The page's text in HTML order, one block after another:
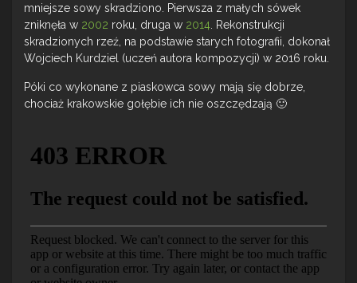
mniejsze sowy skradziono. Pierwsza z małych sówek
zniknęła w 2002 roku, druga w 2014 . Rekonstrukcji
skradzionych rzeź, na podstawie starych fotografii, dokonał
Wojciech Kurdziel (uczeń autora kompozycji) w 2016 roku.
Póki co wykonane z piaskowca sowy mają się dobrze,
chociaż krakowskie gołębie ich nie oszczędzają 🙂